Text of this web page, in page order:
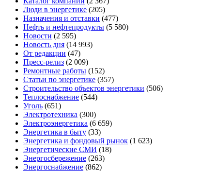
Люди в энергетике (205)
Назначения и отставки (477)
Нефть и нефтепродукты (5 580)
Новости (2 595)
Новость дня (14 993)
От редакции (47)
Пресс-релиз (2 009)
Ремонтные работы (152)
Статьи по энергетике (357)
Строительство объектов энергетики (506)
Теплоснабжение (544)
Уголь (651)
Электротехника (300)
Электроэнергетика (6 659)
Энергетика в быту (33)
Энергетика и фондовый рынок (1 623)
Энергетические СМИ (18)
Энергосбережение (263)
Энергоснабжение (862)